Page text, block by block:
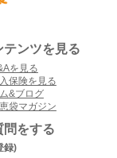
テンツを見る
を見る
保険を見る
&ブログ
袋マガジン
問をする
録)